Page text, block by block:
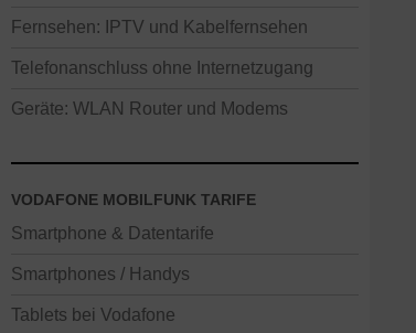
Fernsehen: IPTV und Kabelfernsehen
Telefonanschluss ohne Internetzugang
Geräte: WLAN Router und Modems
VODAFONE MOBILFUNK TARIFE
Smartphone & Datentarife
Smartphones / Handys
Tablets bei Vodafone